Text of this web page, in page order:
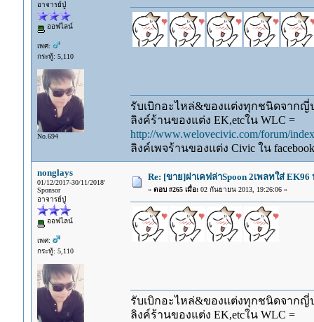
อาจารย์ปู่
ออฟไลน์
เพศ:
กระทู้: 5,110
No.694
รับเบิกอะไหล่&ของแต่งทุกชนิดจากญี่
ลิงค์ร้านของแต่ง EK,etcใน WLC =
http://www.welovecivic.com/forum/
ลิงค์เพจร้านของแต่ง Civic ใน
nonglays
01/12/2017-30/11/2018'
Sponsor
อาจารย์ปู่
ออฟไลน์
เพศ:
กระทู้: 5,110
Re: [ขาย]ฝาเคฟล่าSpoon 2เพลทใส่
« ตอบ #265 เมื่อ:02 กันยายน 2013, 19:26:06 »
รับเบิกอะไหล่&ของแต่งทุกชนิดจากญี่
ลิงค์ร้านของแต่ง EK,etcใน WLC =